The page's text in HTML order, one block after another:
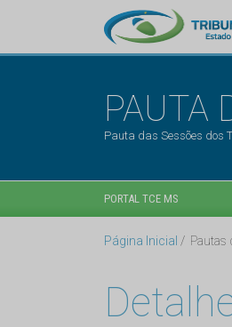
PAUTA
Pauta das Sessões dos
PORTAL TCE MS
Página Inicial Pautas